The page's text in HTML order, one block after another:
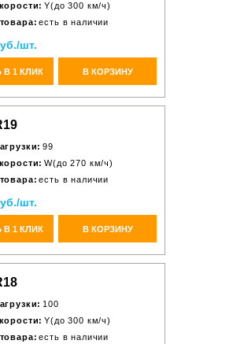
Y(до 300 км/ч)
есть в наличии
шт.
В 1 КЛИК В КОРЗИНУ
99
W(до 270 км/ч)
есть в наличии
шт.
В 1 КЛИК В КОРЗИНУ
100
Y(до 300 км/ч)
есть в наличии